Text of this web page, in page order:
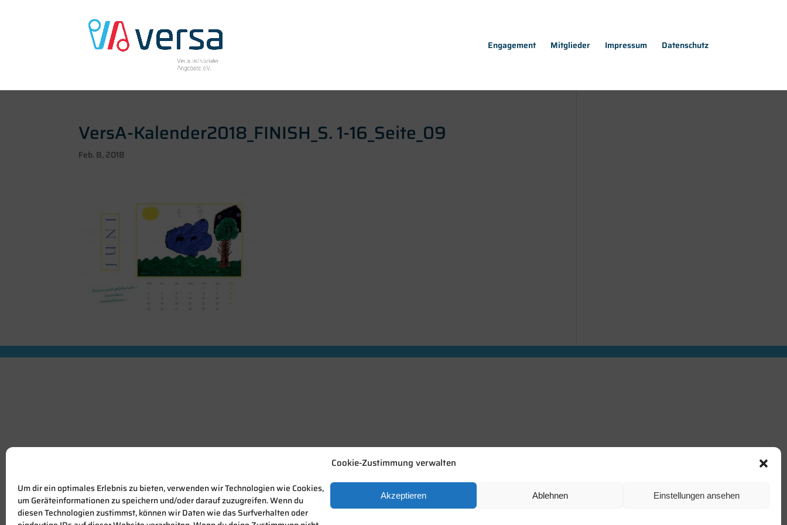
Cookie-Zustimmung verwalten
Um dir ein optimales Erlebnis zu bieten, verwenden wir Technologien wie Cookies,
um Geräteinformationen zu speichern und/oder darauf zuzugreifen. Wenn du
diesen Technologien zustimmst, können wir Daten wie das Surfverhalten oder
Akzeptieren Ablehnen Einstellungen ansehen
Engagement Mitglieder Impressum Datenschutz
VersA-Kalender2018_FINISH_S. 1-16_Seite_09
Feb. 8, 2018